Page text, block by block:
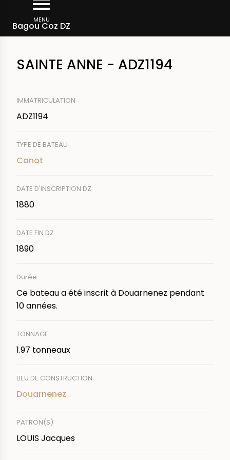
contenu
MENU
Bagou Coz DZ
d'Ariane
Rechercher un bateau
SAINTE ANNE - ADZ1194
IMMATRICULATION
ADZ1194
TYPE DE BATEAU
Canot
DATE D'INSCRIPTION DZ
1880
DATE FIN DZ
1890
Durée
Ce bateau a été inscrit à Douarnenez pendant
10 années.
TONNAGE
1.97 tonneaux
LIEU DE CONSTRUCTION
Douarnenez
PATRON(S)
LOUIS Jacques